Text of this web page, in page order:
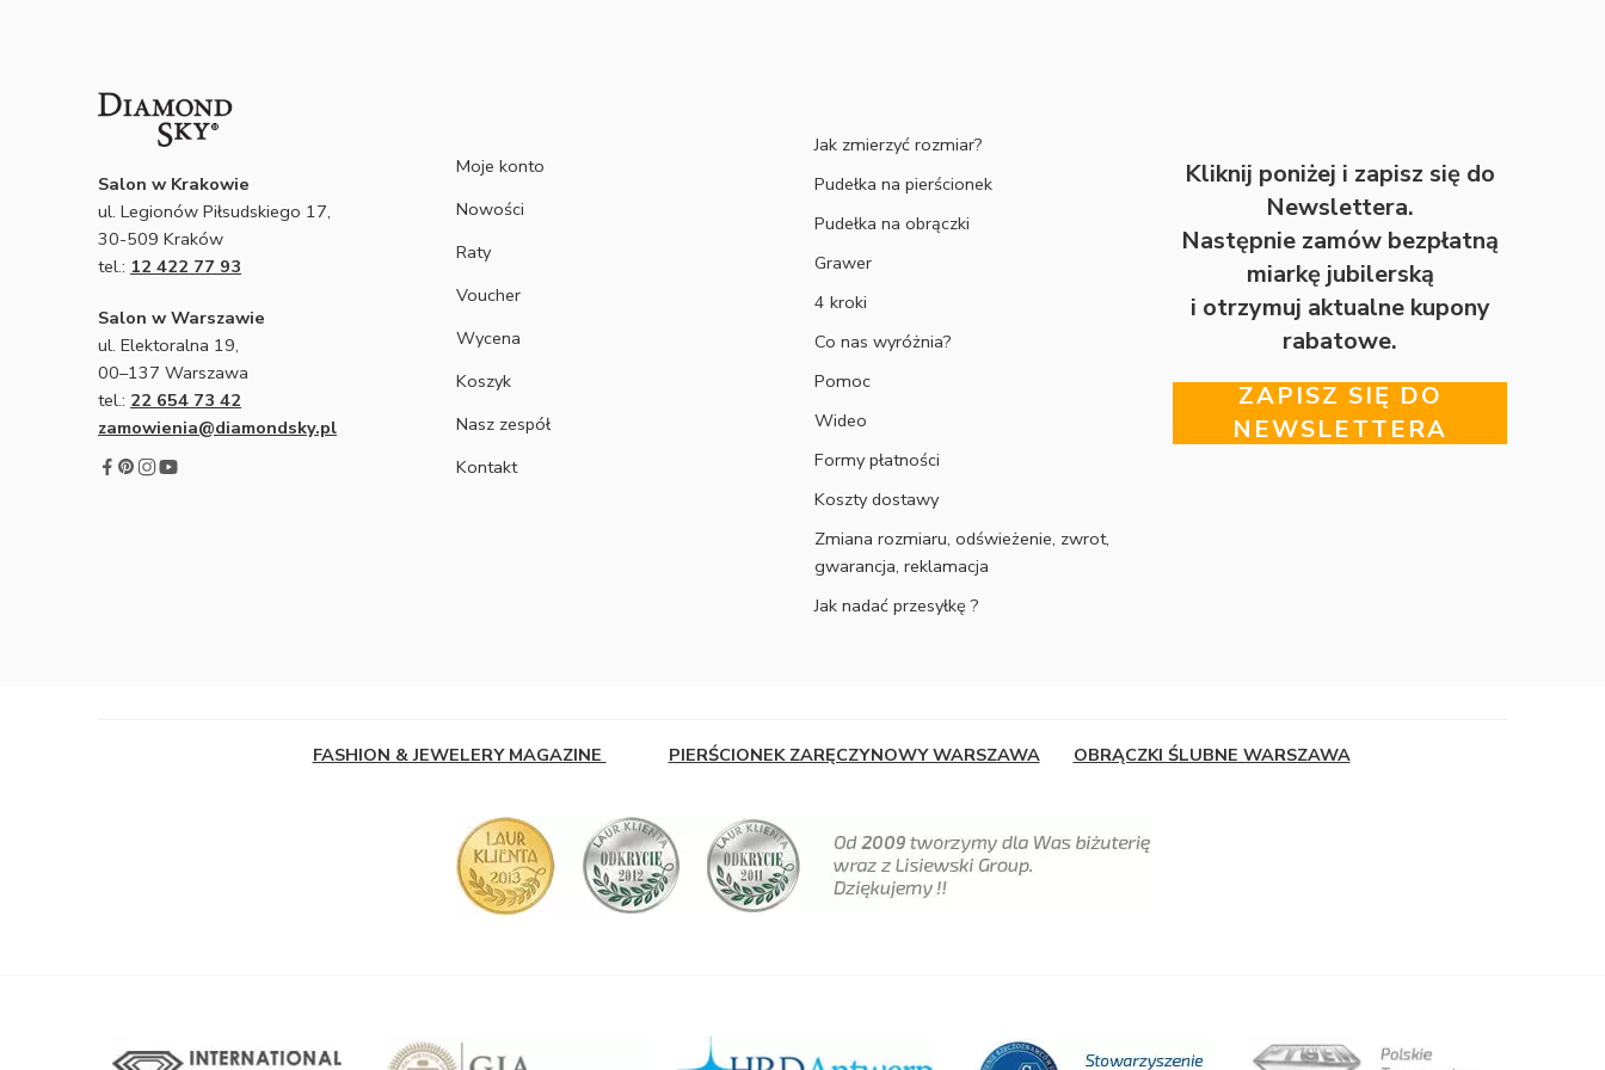
Salon w Krakowie
ul. Legionów Piłsudskiego 17,
30-509 Kraków
tel.: 12 422 77 93
Salon w Warszawie
ul. Elektoralna 19,
00–137 Warszawa
tel.: 22 654 73 42
zamowienia@diamondsky.pl
Moje konto
Nowości
Raty
Voucher
Wycena
Koszyk
Nasz zespół
Kontakt
Jak zmierzyć rozmiar?
Pudełka na pierścionek
Pudełka na obrączki
Grawer
4 kroki
Co nas wyróżnia?
Pomoc
Wideo
Formy płatności
Koszty dostawy
Zmiana rozmiaru, odświeżenie, zwrot,
gwarancja, reklamacja
Jak nadać przesyłkę ?
Kliknij poniżej i zapisz się do
Newslettera.
Następnie zamów bezpłatną
miarkę jubilerską
i otrzymuj aktualne kupony
rabatowe.
ZAPISZ SIĘ DO
NEWSLETTERA
FASHION & JEWELERY MAGAZINE PIERŚCIONEK ZARĘCZYNOWY WARSZAWA OBRĄCZKI ŚLUBNE WARSZAWA